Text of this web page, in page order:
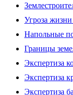
Угроза
Напольные
Границы
Экспертиза
Экспертиза
Экспертиза